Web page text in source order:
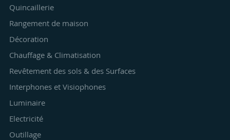
Quincaillerie
Rangement de maison
Décoration
Chauffage & Climatisation
Revêtement des sols & des Surfaces
Interphones et Visiophones
Luminaire
Electricité
Outillage